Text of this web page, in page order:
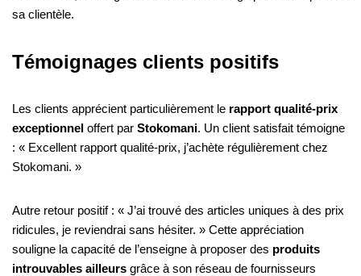
sa clientèle.
Témoignages clients positifs
Les clients apprécient particulièrement le rapport qualité-prix
exceptionnel offert par Stokomani. Un client satisfait témoigne
: « Excellent rapport qualité-prix, j’achète régulièrement chez
Stokomani. »
Autre retour positif : « J’ai trouvé des articles uniques à des prix
ridicules, je reviendrai sans hésiter. » Cette appréciation
souligne la capacité de l’enseigne à proposer des produits
introuvables ailleurs grâce à son réseau de fournisseurs